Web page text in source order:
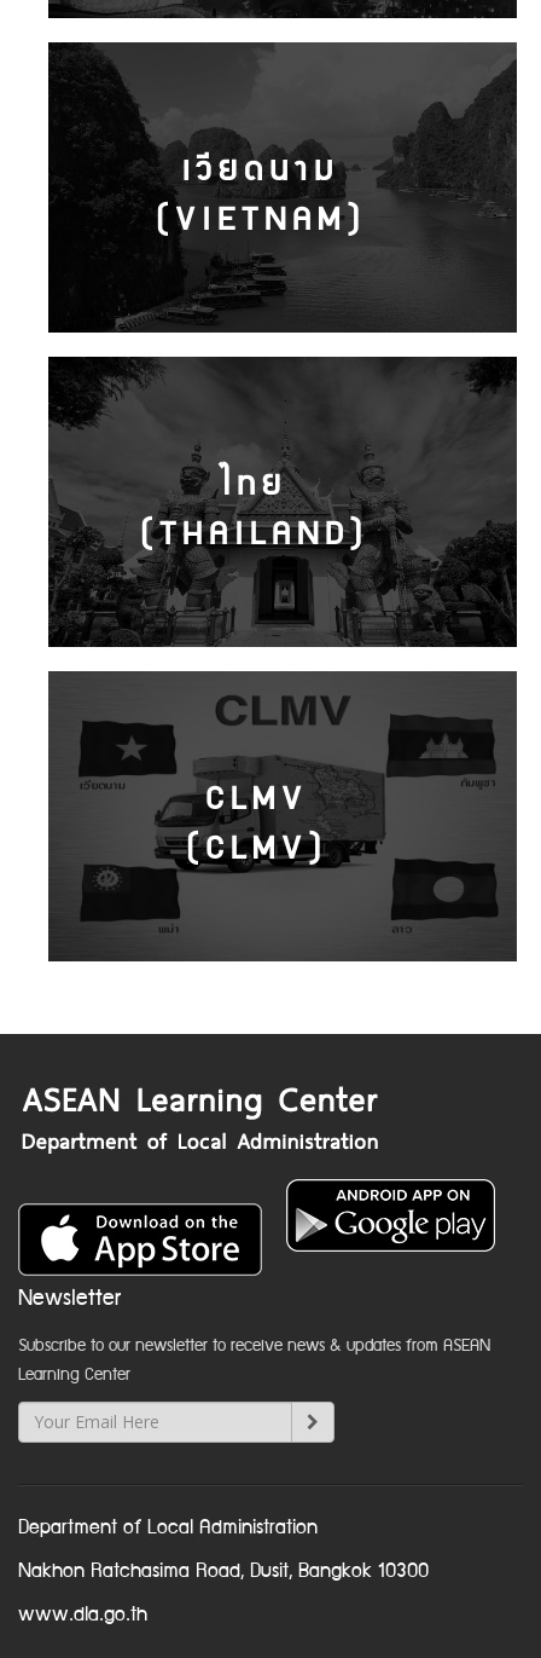
เวียดนาม
(VIETNAM)
ไทย
(THAILAND)
CLMV
(CLMV)
Newsletter
Subscribe to our newsletter to receive news & updates from ASEAN
Learning Center
Department of Local Administration
Nakhon Ratchasima Road, Dusit, Bangkok 10300
www.dla.go.th